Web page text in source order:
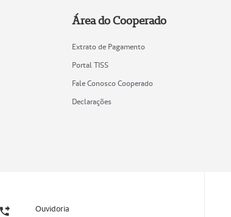
Área do Cooperado
Extrato de Pagamento
Portal TISS
Fale Conosco Cooperado
Declarações
Ouvidoria